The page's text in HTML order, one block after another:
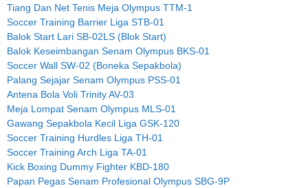
Tiang Dan Net Tenis Meja Olympus TTM-1
Soccer Training Barrier Liga STB-01
Balok Start Lari SB-02LS (Blok Start)
Balok Keseimbangan Senam Olympus BKS-01
Soccer Wall SW-02 (Boneka Sepakbola)
Palang Sejajar Senam Olympus PSS-01
Antena Bola Voli Trinity AV-03
Meja Lompat Senam Olympus MLS-01
Gawang Sepakbola Kecil Liga GSK-120
Soccer Training Hurdles Liga TH-01
Soccer Training Arch Liga TA-01
Kick Boxing Dummy Fighter KBD-180
Papan Pegas Senam Profesional Olympus SBG-9P